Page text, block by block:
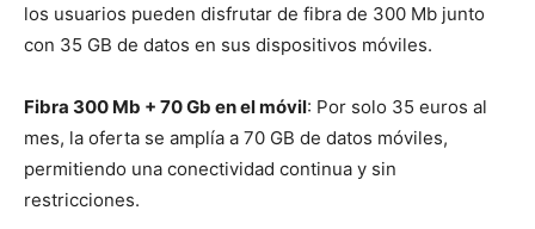
los usuarios pueden disfrutar de fibra de 300 Mb junto
con 35 GB de datos en sus dispositivos móviles.
Fibra 300 Mb + 70 Gb en el móvil: Por solo 35 euros al
mes, la oferta se amplía a 70 GB de datos móviles,
permitiendo una conectividad continua y sin
restricciones.